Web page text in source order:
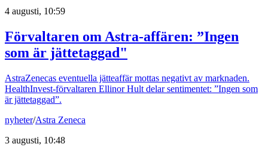
4 augusti, 10:59
Förvaltaren om Astra-affären: ”Ingen
som är jättetaggad"
AstraZenecas eventuella jätteaffär mottas negativt av marknaden.
HealthInvest-förvaltaren Ellinor Hult delar sentimentet: ”Ingen som
är jättetaggad”.
nyheter/Astra Zeneca
3 augusti, 10:48